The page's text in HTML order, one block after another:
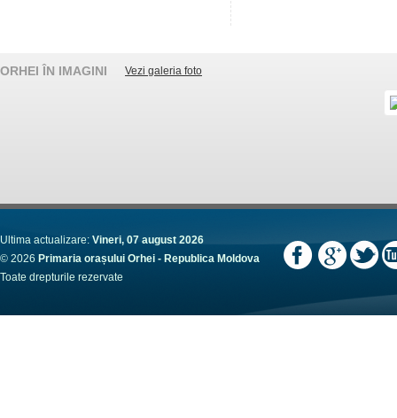
ORHEI ÎN IMAGINI Vezi galeria foto
Ultima actualizare: Vineri, 07 august 2026
© 2026 Primaria orașului Orhei - Republica Moldova
Toate drepturile rezervate